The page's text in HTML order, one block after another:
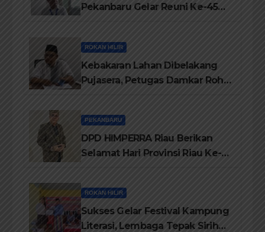
Pekanbaru Gelar Reuni Ke-45
ROKAN HILIR
Kebakaran Lahan Dibelakang
Pujasera, Petugas Damkar Rohil
PEKANBARU
DPD HIMPERRA Riau Berikan
Selamat Hari Provinsi Riau Ke-
ROKAN HILIR
Sukses Gelar Festival Kampung
Literasi, Lembaga Tepak Sirih